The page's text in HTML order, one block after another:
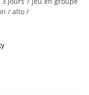
/ alto /